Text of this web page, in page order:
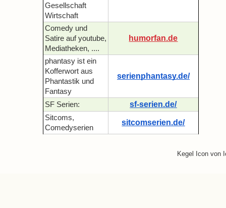
Gesellschaft
Wirtschaft
Comedy und
Satire auf youtube,
Mediatheken, ....
humorfan.de
phantasy ist ein
Kofferwort aus
Phantastik und
Fantasy
serienphantasy.de/
SF Serien: sf-serien.de/
Sitcoms,
Comedyserien
sitcomserien.de/
Kegel Icon von